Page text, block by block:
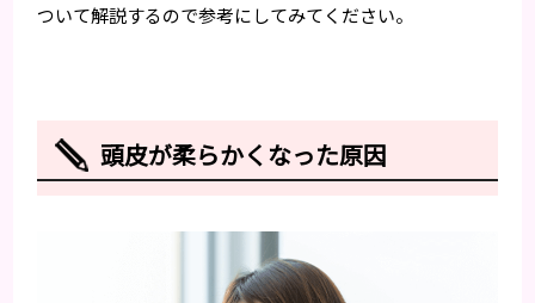
ついて解説するので参考にしてみてください。
頭皮が柔らかくなった原因